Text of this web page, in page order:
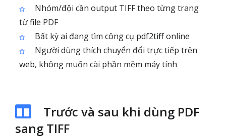
Nhóm/đội cần output TIFF theo từng trang
từ file PDF
Bất kỳ ai đang tìm công cụ pdf2tiff online
Người dùng thích chuyển đổi trực tiếp trên
web, không muốn cài phần mềm máy tính
Trước và sau khi dùng PDF
sang TIFF